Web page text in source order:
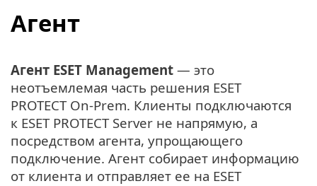
Агент
Агент ESET Management — это
неотъемлемая часть решения ESET
PROTECT On-Prem. Клиенты подключаются
к ESET PROTECT Server не напрямую, а
посредством агента, упрощающего
подключение. Агент собирает информацию
от клиента и отправляет ее на ESET